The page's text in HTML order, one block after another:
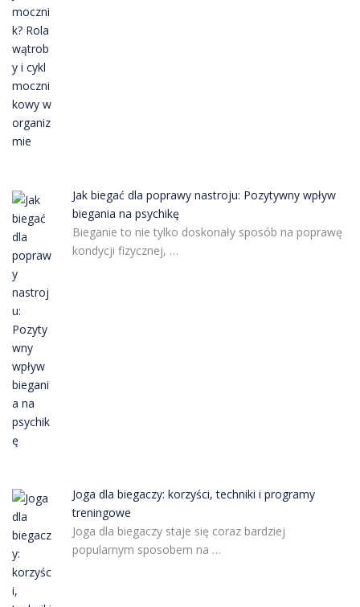
Jak biegać dla poprawy nastroju: Pozytywny wpływ
biegania na psychikę
Bieganie to nie tylko doskonały sposób na poprawę
kondycji fizycznej, …
Joga dla biegaczy: korzyści, techniki i programy
treningowe
Joga dla biegaczy staje się coraz bardziej
popularnym sposobem na …